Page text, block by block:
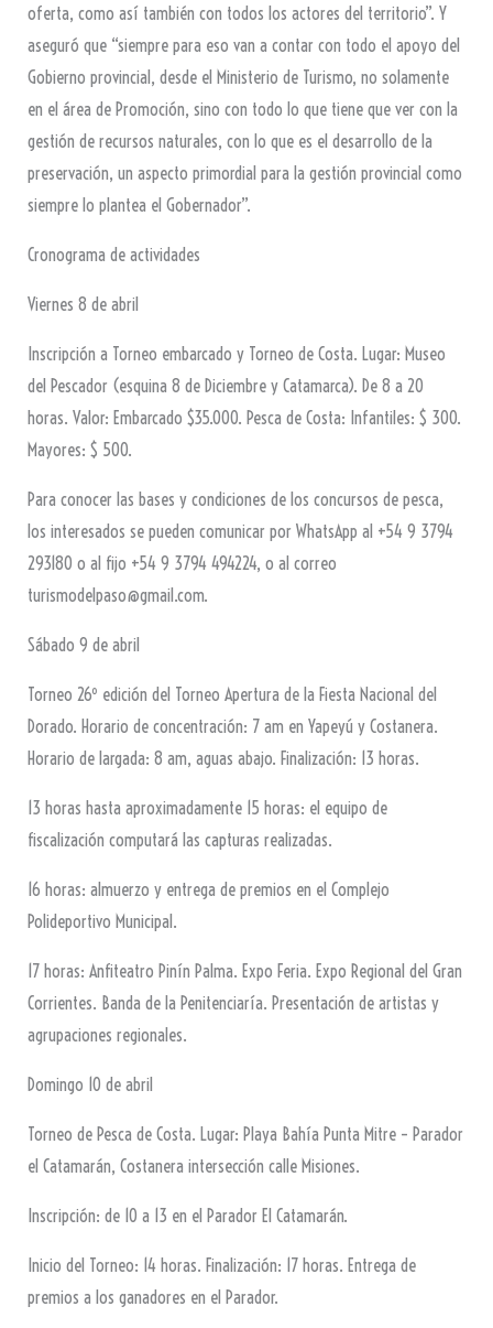
oferta, como así también con todos los actores del territorio”. Y
aseguró que “siempre para eso van a contar con todo el apoyo del
Gobierno provincial, desde el Ministerio de Turismo, no solamente
en el área de Promoción, sino con todo lo que tiene que ver con la
gestión de recursos naturales, con lo que es el desarrollo de la
preservación, un aspecto primordial para la gestión provincial como
siempre lo plantea el Gobernador”.
Cronograma de actividades
Viernes 8 de abril
Inscripción a Torneo embarcado y Torneo de Costa. Lugar: Museo
del Pescador (esquina 8 de Diciembre y Catamarca). De 8 a 20
horas. Valor: Embarcado $35.000. Pesca de Costa: Infantiles: $ 300.
Mayores: $ 500.
Para conocer las bases y condiciones de los concursos de pesca,
los interesados se pueden comunicar por WhatsApp al +54 9 3794
293180 o al fijo +54 9 3794 494224, o al correo
turismodelpaso@gmail.com.
Sábado 9 de abril
Torneo 26º edición del Torneo Apertura de la Fiesta Nacional del
Dorado. Horario de concentración: 7 am en Yapeyú y Costanera.
Horario de largada: 8 am, aguas abajo. Finalización: 13 horas.
13 horas hasta aproximadamente 15 horas: el equipo de
fiscalización computará las capturas realizadas.
16 horas: almuerzo y entrega de premios en el Complejo
Polideportivo Municipal.
17 horas: Anfiteatro Pinín Palma. Expo Feria. Expo Regional del Gran
Corrientes. Banda de la Penitenciaría. Presentación de artistas y
agrupaciones regionales.
Domingo 10 de abril
Torneo de Pesca de Costa. Lugar: Playa Bahía Punta Mitre – Parador
el Catamarán, Costanera intersección calle Misiones.
Inscripción: de 10 a 13 en el Parador El Catamarán.
Inicio del Torneo: 14 horas. Finalización: 17 horas. Entrega de
premios a los ganadores en el Parador.